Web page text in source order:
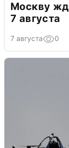
Москву
7 августа
7 августа 0